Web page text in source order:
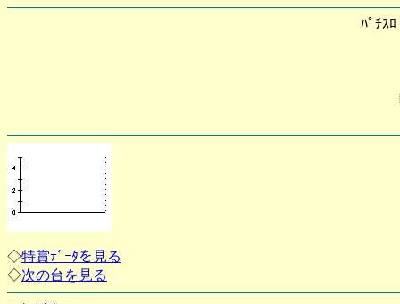
ﾊﾟﾁｽ
◇特賞ﾃﾞｰﾀを見る
◇次の台を見る